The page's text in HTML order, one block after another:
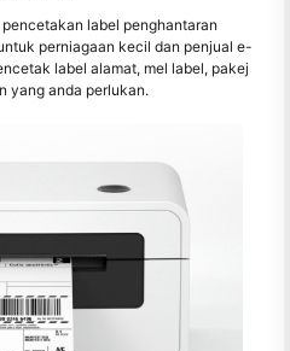
label penghantaran
perniagaan kecil dan penjual e-
label alamat, mel label, pakej
yang anda perlukan.